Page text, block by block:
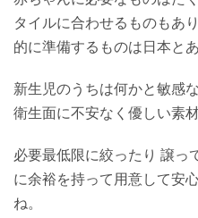
タイルに合わせるものもあ
的に準備するものは日本と
新生児のうちは何かと敏感
衛生面に不安なく優しい素
必要最低限に絞ったり 譲っ
に余裕を持って用意して安
ね。